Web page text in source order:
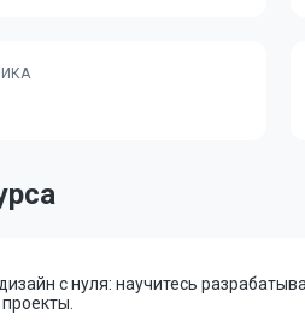
с нуля: научитесь